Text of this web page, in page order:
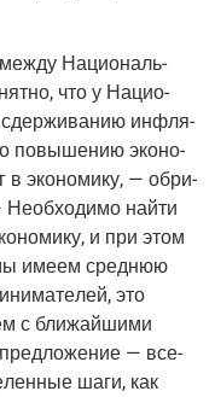
меж­ду Наци­о­наль­
что у Наци­о­
сдер­жи­ва­нию инфля­
повы­ше­нию эко­но­
в эко­но­ми­ку, — обри­
Необ­хо­ди­мо най­ти
и при этом
име­ем сред­нюю
это
с бли­жай­ши­ми
— все-
шаги, как